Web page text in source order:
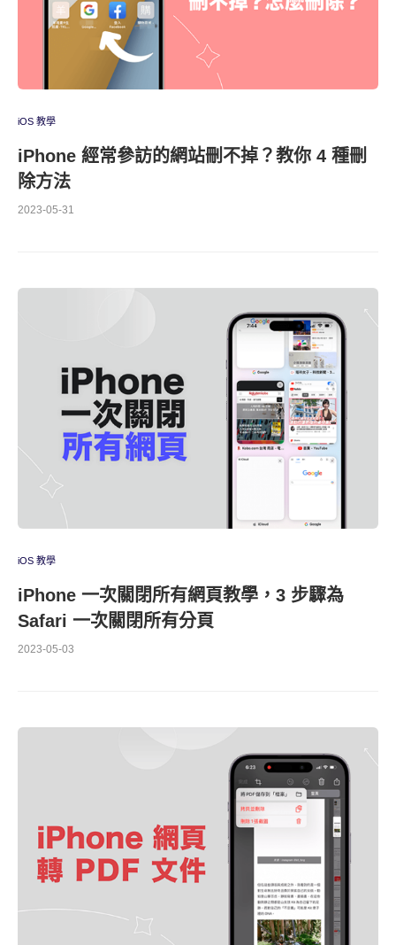
iOS 教學
iPhone 經常參訪的網站刪不掉？教你 4 種刪
除方法
2023-05-31
iOS 教學
iPhone 一次關閉所有網頁教學，3 步驟為
Safari 一次關閉所有分頁
2023-05-03